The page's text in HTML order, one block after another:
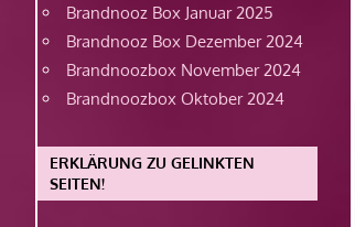
Brandnooz Box Januar 2025
Brandnooz Box Dezember 2024
Brandnoozbox November 2024
Brandnoozbox Oktober 2024
ERKLÄRUNG ZU GELINKTEN
SEITEN!